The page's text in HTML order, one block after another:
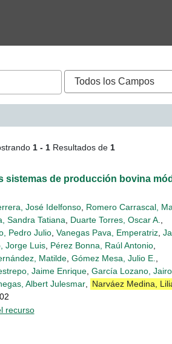
1 - 1 Resultados de 1
sistemas de producción bovina
José Idelfonso, Romero Carrascal,
Sandra Tatiana, Duarte Torres, Oscar A.,
Pedro Julio, Vanegas Pava, Emperatriz,
Jorge Luis, Pérez Bonna, Raúl Antonio,
Matilde, Gómez Mesa, Julio E.,
Jaime Enrique, García Lozano, Jairo
Albert Julesmar, Narváez Medina,
recurso